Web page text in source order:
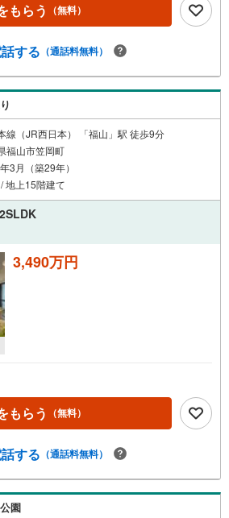
もらう （無料）
する （通話料無料）
線（JR西日本） 「福山」駅 徒歩9分
福山市笠岡町
3月（築29年）
地上15階建て
3,490万円
もらう （無料）
する （通話料無料）
園